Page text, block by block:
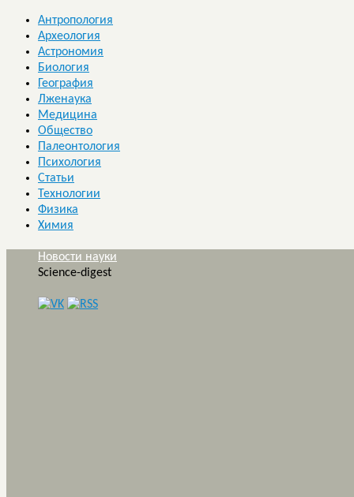
Антропология
Археология
Астрономия
Биология
География
Лженаука
Медицина
Общество
Палеонтология
Психология
Статьи
Технологии
Физика
Химия
Новости науки
Science-digest